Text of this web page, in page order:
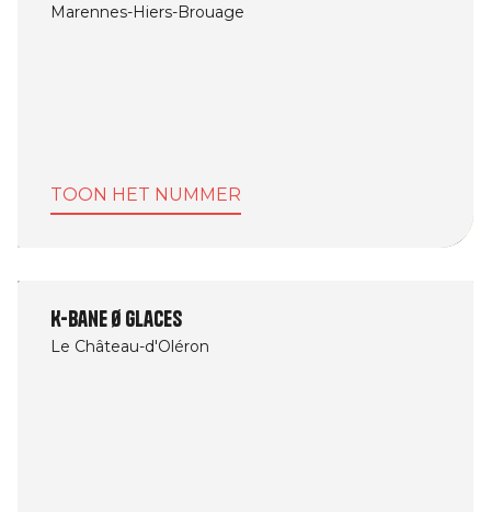
Marennes-Hiers-Brouage
TOON HET NUMMER
K-Bane Ø Glaces
Le Château-d'Oléron